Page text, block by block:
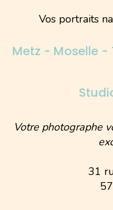
Vos portraits
Metz - Moselle -
Votre photographe
31